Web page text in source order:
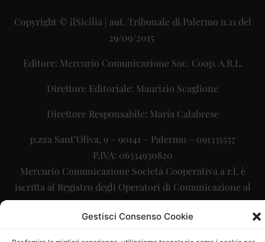
Gestisci Consenso Cookie
Copyright © ilSicilia | aut. Tribunale di Palermo n.11 del
29/09/2015
Editore: Mercurio Comunicazione Soc. Coop. A.R.L.
Direttore Editoriale: Maurizio Scaglione
Direttore Responsabile: Maria Calabrese
p.zza Sant’Oliva, 9 – 90141 – Palermo – 091335557
P.IVA: 06334930820
Mercurio Comunicazione Società Cooperativa a r.l. è
iscritta al Registro degli Operatori di Comunicazione al
numero 26988